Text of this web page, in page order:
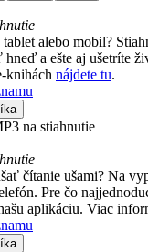
alebo mobil?
hneď a ešte aj ušetríte
knihách nájdete tu.
na stiahnutie
čítanie ušami? Na
Pre čo
aplikáciu. Viac